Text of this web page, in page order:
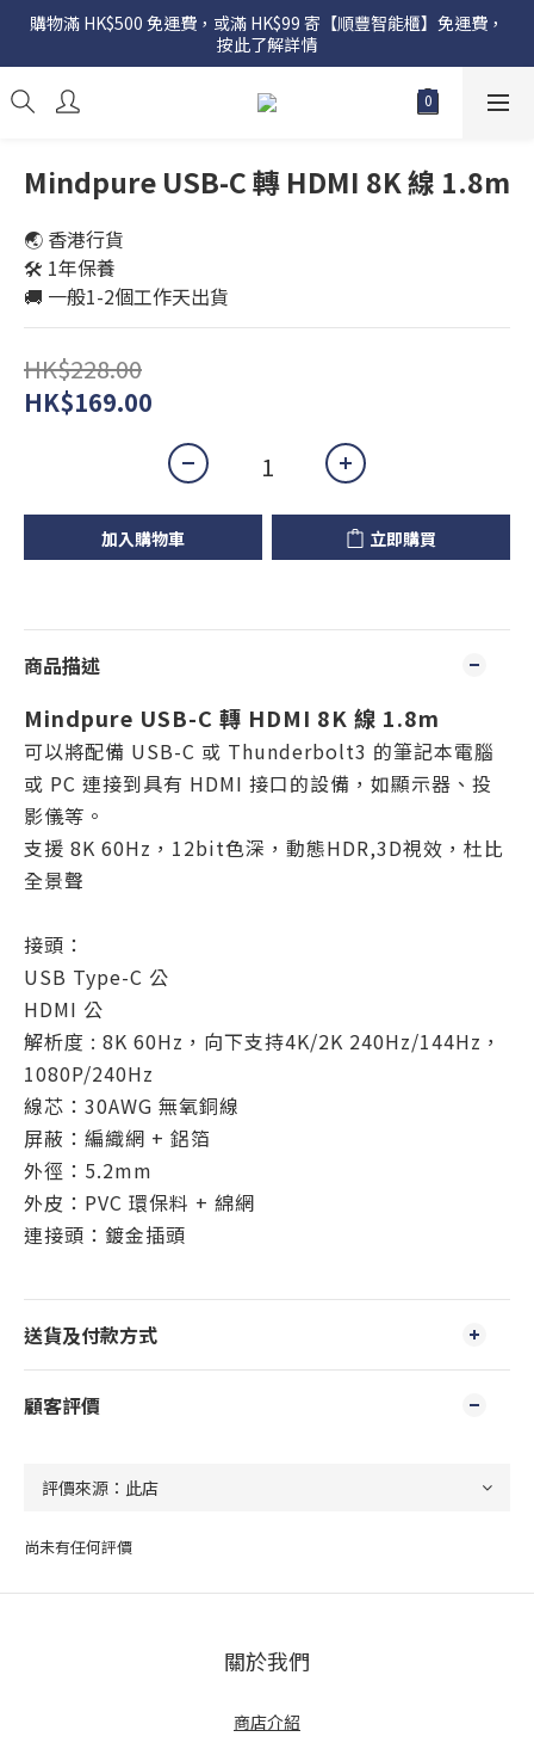
購物滿 HK$500 免運費，或滿 HK$99 寄【順豐智能櫃】免運費，
按此了解詳情
Mindpure USB-C 轉 HDMI 8K 線 1.8m
🌏 香港行貨
🛠️ 1年保養
🚚 一般1-2個工作天出貨
HK$228.00
HK$169.00
加入購物車 立即購買
商品描述
Mindpure USB-C 轉 HDMI 8K 線 1.8m
可以將配備 USB-C 或 Thunderbolt3 的筆記本電腦
或 PC 連接到具有 HDMI 接口的設備，如顯示器、投
影儀等。
支援 8K 60Hz，12bit色深，動態HDR,3D視效，杜比
全景聲
接頭：
USB Type-C 公
HDMI 公
解析度 : 8K 60Hz，向下支持4K/2K 240Hz/144Hz，
1080P/240Hz
線芯：30AWG 無氧銅線
屏蔽：編織網 + 鋁箔
外徑：5.2mm
外皮：PVC 環保料 + 綿網
連接頭：鍍金插頭
送貨及付款方式
顧客評價
尚未有任何評價
關於我們
商店介紹